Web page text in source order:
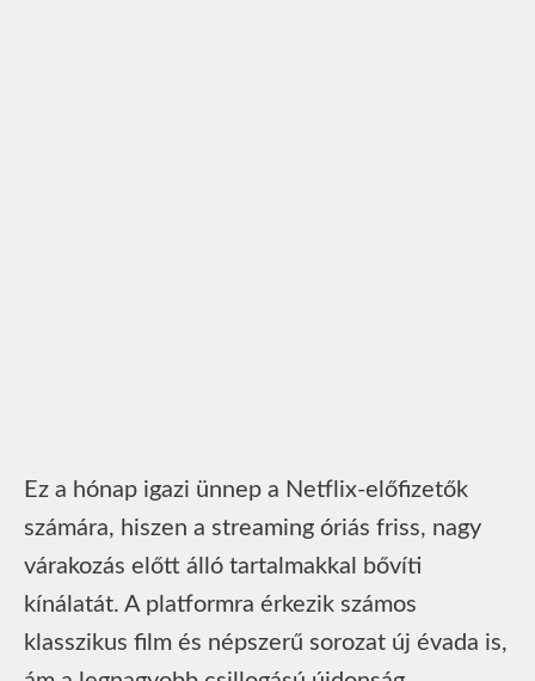
Ez a hónap igazi ünnep a Netflix-előfizetők
számára, hiszen a streaming óriás friss, nagy
várakozás előtt álló tartalmakkal bővíti
kínálatát. A platformra érkezik számos
klasszikus film és népszerű sorozat új évada is,